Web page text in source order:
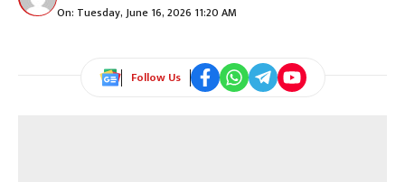
On: Tuesday, June 16, 2026 11:20 AM
Follow Us